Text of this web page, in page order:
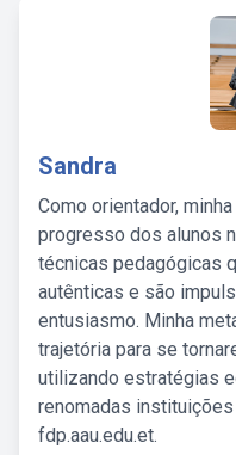
Sandra
Como orientador,
progresso dos alunos
técnicas pedagógicas
autênticas e são
entusiasmo. Minha
trajetória para se
utilizando estratégias
renomadas
fdp.aau.edu.et.